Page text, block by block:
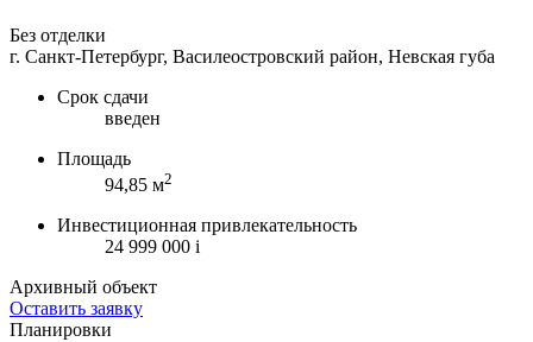
Без отделки
г. Санкт-Петербург, Василеостровский район, Невская губа
Срок сдачи
введен
Площадь
94,85 м2
Инвестиционная привлекательность
24 999 000 i
Архивный объект
Оставить заявку
Планировки